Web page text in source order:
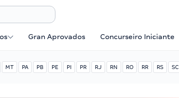
Gran Aprovados Concurseiro Iniciante
MT PA PB PE PI PR RJ RN RO RR RS SC